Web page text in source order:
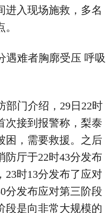
进入现场施救，多名
遇难者胸廓受压 呼吸
部门介绍，29日22时
次接到报警称，梨泰
困，需要救援。之后
厅于22时43分发布
23时13分发布了应对
分发布应对第三阶段
段是向非常大规模的